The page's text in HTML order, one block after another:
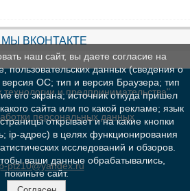
МЫ ВКОНТАКТЕ
и предпринимательства"
персональных данных
ptz10@yandex.ru
наш сайт, вы даете согласие на
пользовательских данных (сведения о
ОС; тип и версия Браузера; тип
его экрана; источник откуда пришел
сайта или по какой рекламе; язык
открывает и на какие кнопки
ip-адрес) в целях функционирования
исследований и обзоров.
ваши данные обрабатывались,
покиньте сайт.